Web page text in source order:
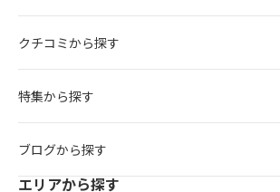
クチコミから探す
特集から探す
ブログから探す
エリアから探す